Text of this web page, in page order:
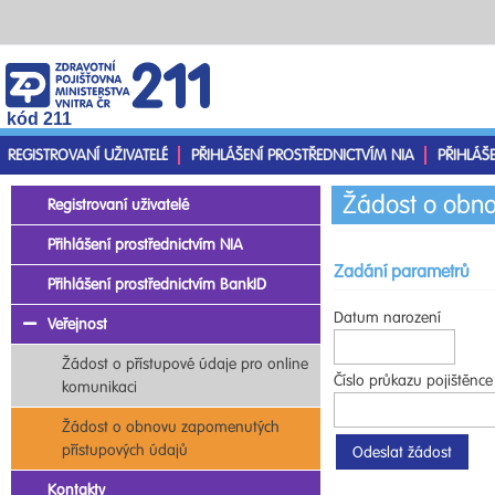
kód 211
REGISTROVANÍ UŽIVATELÉ
PŘIHLÁŠENÍ PROSTŘEDNICTVÍM NIA
Žádost o
Zadání parametrů
Datum narození
Číslo průkazu pojištěnce
Registrovaní uživatelé
Přihlášení prostřednictvím NIA
Přihlášení prostřednictvím BankID
Veřejnost
Žádost o přístupové údaje pro online
komunikaci
Žádost o obnovu zapomenutých
přístupových údajů
Kontakty